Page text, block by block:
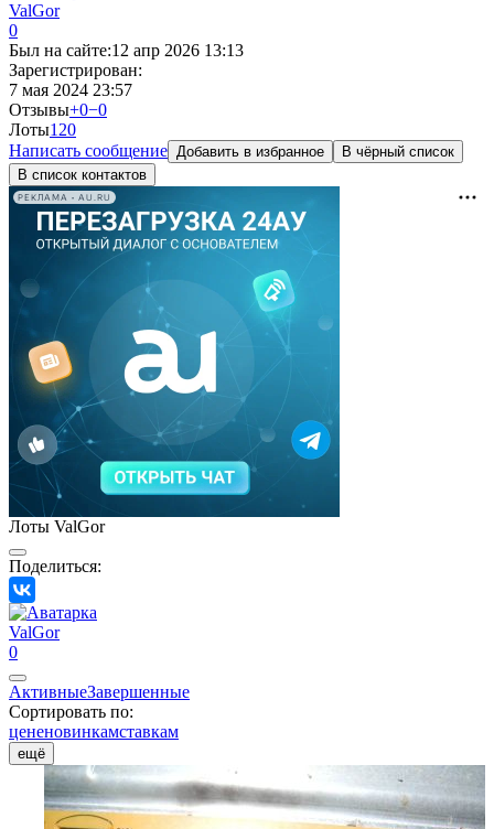
ValGor
0
Был на сайте:12 апр 2026 13:13
Зарегистрирован:
7 мая 2024 23:57
Отзывы+0−0
Лоты120
Написать сообщение Добавить в избранное
В чёрный список
В список контактов
РЕКЛАМА • AU.RU
Лоты ValGor
Поделиться:
ValGor
0
АктивныеЗавершенные
Сортировать по:
цененовинкамставкам
ещё